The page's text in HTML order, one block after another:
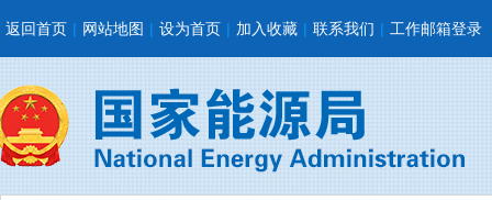
返回首页 | 网站地图 | 设为首页 | 加入收藏 | 联系我们 | 工作邮箱登录